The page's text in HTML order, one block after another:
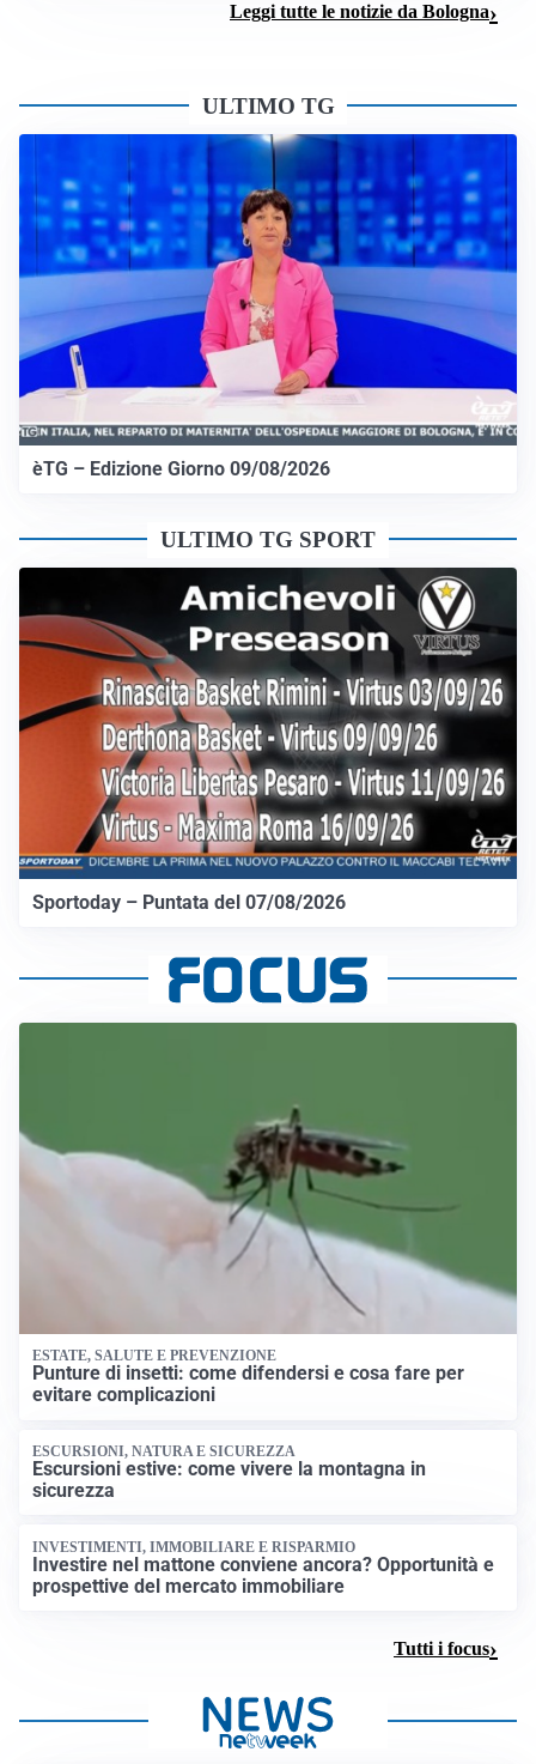
Leggi tutte le notizie da Bologna
ULTIMO TG
èTG – Edizione Giorno 09/08/2026
ULTIMO TG SPORT
Sportoday – Puntata del 07/08/2026
ESTATE, SALUTE E PREVENZIONE
Punture di insetti: come difendersi e cosa fare per
evitare complicazioni
ESCURSIONI, NATURA E SICUREZZA
Escursioni estive: come vivere la montagna in
sicurezza
INVESTIMENTI, IMMOBILIARE E RISPARMIO
Investire nel mattone conviene ancora? Opportunità e
prospettive del mercato immobiliare
Tutti i focus